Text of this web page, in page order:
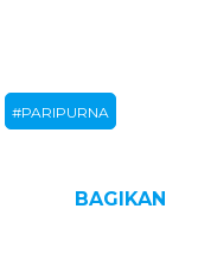
#PARIPURNA
BAGIKAN